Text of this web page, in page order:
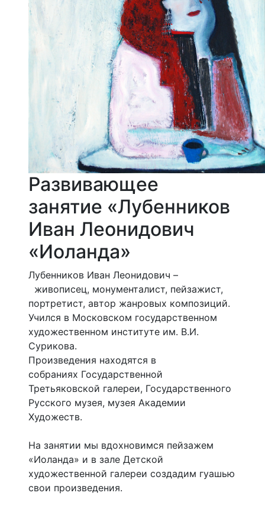
Развивающее
занятие «Лубенников
Иван Леонидович
«Иоланда»
Лубенников Иван Леонидович –
живописец, монументалист, пейзажист,
портретист, автор жанровых композиций.
Учился в Московском государственном
художественном институте им. В.И.
Сурикова.
Произведения находятся в
собраниях Государственной
Третьяковской галереи, Государственного
Русского музея, музея Академии
Художеств.
На занятии мы вдохновимся пейзажем
«Иоланда» и в зале Детской
художественной галереи создадим гуашью
свои произведения.